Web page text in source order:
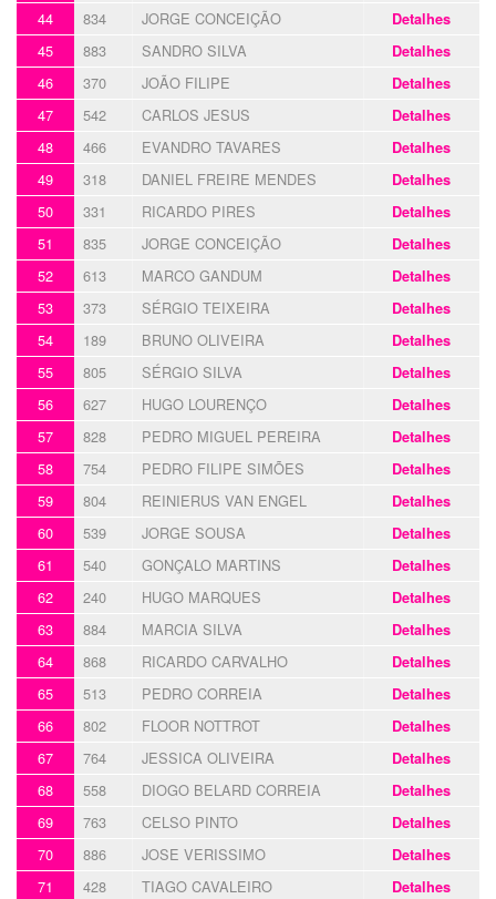
44 834 JORGE CONCEIÇÃO Detalhes
45 883 SANDRO SILVA Detalhes
46 370 JOÃO FILIPE Detalhes
47 542 CARLOS JESUS Detalhes
48 466 EVANDRO TAVARES Detalhes
49 318 DANIEL FREIRE MENDES Detalhes
50 331 RICARDO PIRES Detalhes
51 835 JORGE CONCEIÇÃO Detalhes
52 613 MARCO GANDUM Detalhes
53 373 SÉRGIO TEIXEIRA Detalhes
54 189 BRUNO OLIVEIRA Detalhes
55 805 SÉRGIO SILVA Detalhes
56 627 HUGO LOURENÇO Detalhes
57 828 PEDRO MIGUEL PEREIRA Detalhes
58 754 PEDRO FILIPE SIMÕES Detalhes
59 804 REINIERUS VAN ENGEL Detalhes
60 539 JORGE SOUSA Detalhes
61 540 GONÇALO MARTINS Detalhes
62 240 HUGO MARQUES Detalhes
63 884 MARCIA SILVA Detalhes
64 868 RICARDO CARVALHO Detalhes
65 513 PEDRO CORREIA Detalhes
66 802 FLOOR NOTTROT Detalhes
67 764 JESSICA OLIVEIRA Detalhes
68 558 DIOGO BELARD CORREIA Detalhes
69 763 CELSO PINTO Detalhes
70 886 JOSE VERISSIMO Detalhes
71 428 TIAGO CAVALEIRO Detalhes